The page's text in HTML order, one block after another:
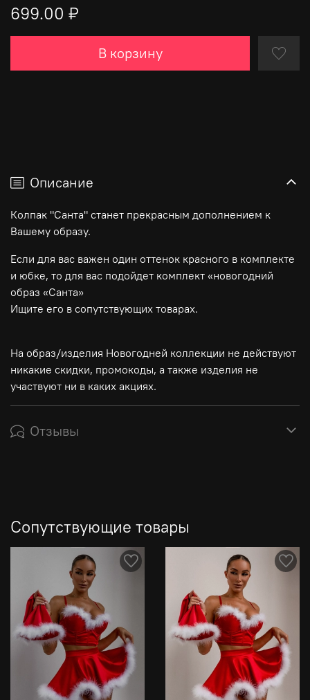
699.00 ₽
В корзину
Описание
Колпак "Санта" станет прекрасным дополнением к
Вашему образу.
Если для вас важен один оттенок красного в комплекте
и юбке, то для вас подойдет комплект «новогодний
образ «Санта»
Ищите его в сопутствующих товарах.
На образ/изделия Новогодней коллекции не действуют
никакие скидки, промокоды, а также изделия не
участвуют ни в каких акциях.
Отзывы
Сопутствующие товары